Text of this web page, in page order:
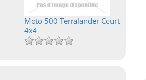
Moto 500 Terralander Court
4x4